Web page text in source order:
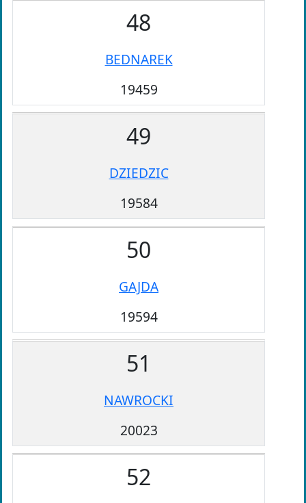
48
BEDNAREK
19459
49
DZIEDZIC
19584
50
GAJDA
19594
51
NAWROCKI
20023
52